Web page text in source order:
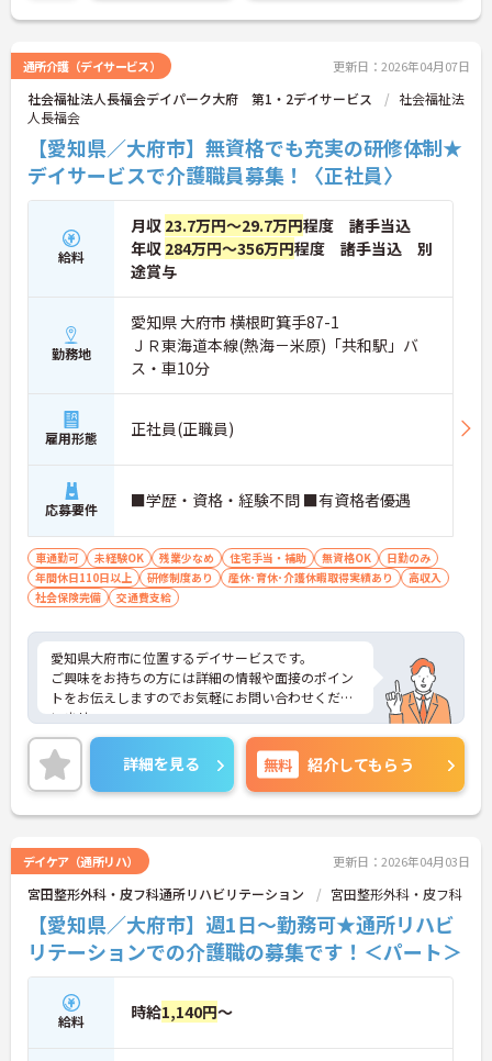
通所介護（デイサービス） 更新日：2026年04月07日
社会福祉法人長福会デイパーク大府 第1・2デイサービス
社会福祉法
人長福会
【愛知県／大府市】無資格でも充実の研修体制★
デイサービスで介護職員募集！〈正社員〉
給料
月収 23.7万円～29.7万円程度 諸手当込
年収 284万円～356万円程度 諸手当込 別
途賞与
勤務地
愛知県 大府市 横根町箕手87-1
ＪＲ東海道本線(熱海－米原)「共和駅」バ
ス・車10分
雇用形態 正社員(正職員)
応募要件 ■学歴・資格・経験不問 ■有資格者優遇
車通勤可 未経験OK 残業少なめ 住宅手当・補助 無資格OK
日勤のみ
年間休日110日以上
研修制度あり 産休･育休･介護休暇取得実績あり
高収入
社会保険完備
交通費支給
愛知県大府市に位置するデイサービスです。
ご興味をお持ちの方には詳細の情報や面接のポイン
トをお伝えしますのでお気軽にお問い合わせくださ
いませ。
詳細を見る 無料 紹介してもらう
デイケア（通所リハ） 更新日：2026年04月03日
宮田整形外科・皮フ科通所リハビリテーション 宮田整形外科・皮フ科
【愛知県／大府市】週1日～勤務可★通所リハビ
リテーションでの介護職の募集です！＜パート＞
給料 時給1,140円～